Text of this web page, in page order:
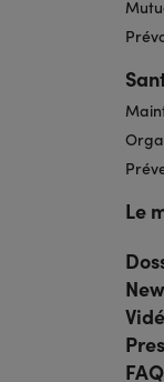
Le
pied
de
page
bis
FAQ